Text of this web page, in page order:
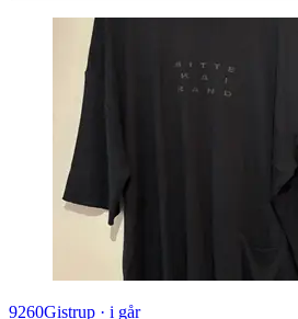
9260Gistrup · i går